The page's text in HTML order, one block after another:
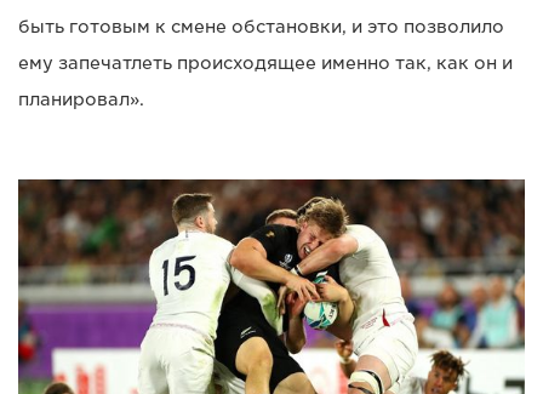
быть готовым к смене обстановки, и это позволило
ему запечатлеть происходящее именно так, как он и
планировал».